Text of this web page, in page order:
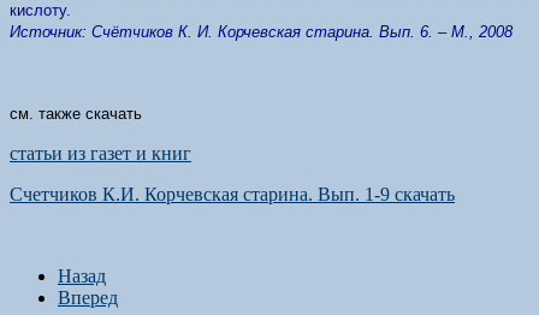
кислоту.
Источник: Счётчиков К. И. Корчевская старина. Вып. 6. – М., 2008
см. также скачать
статьи из газет и книг
Счетчиков К.И. Корчевская старина. Вып. 1-9 скачать
Назад
Вперед